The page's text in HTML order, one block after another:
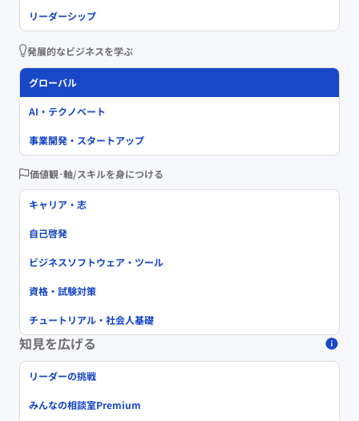
リーダーシップ
発展的なビジネスを学ぶ
グローバル
AI・テクノベート
事業開発・スタートアップ
価値観･軸/スキルを身につける
キャリア・志
自己啓発
ビジネスソフトウェア・ツール
資格・試験対策
チュートリアル・社会人基礎
知見を広げる
リーダーの挑戦
みんなの相談室Premium